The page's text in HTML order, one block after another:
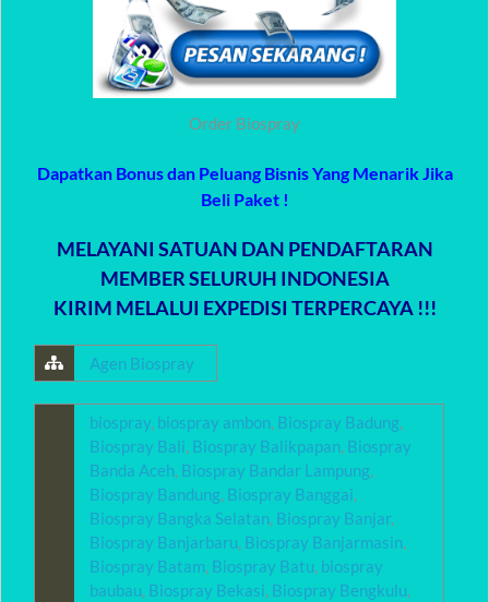
Order Biospray
Dapatkan Bonus dan Peluang Bisnis Yang Menarik Jika
Beli Paket !
MELAYANI SATUAN DAN PENDAFTARAN
MEMBER SELURUH INDONESIA
KIRIM MELALUI EXPEDISI TERPERCAYA !!!
Agen Biospray
biospray, biospray ambon, Biospray Badung,
Biospray Bali, Biospray Balikpapan, Biospray
Banda Aceh, Biospray Bandar Lampung,
Biospray Bandung, Biospray Banggai,
Biospray Bangka Selatan, Biospray Banjar,
Biospray Banjarbaru, Biospray Banjarmasin,
Biospray Batam, Biospray Batu, biospray
baubau, Biospray Bekasi, Biospray Bengkulu,